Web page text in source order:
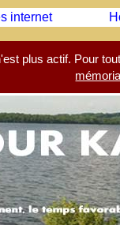
plus actif. Pour
internet